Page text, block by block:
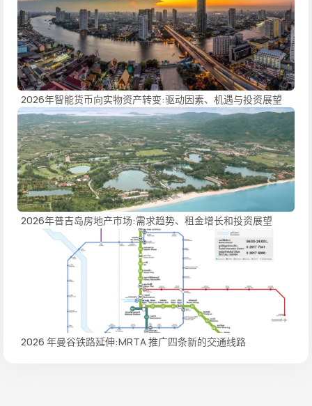
2026年智能货币向实物资产转变:驱动因素、机遇与投资展望
2026年普吉岛房地产市场:需求趋势、租金增长和投资展望
2026 年曼谷铁路延伸:MRTA 推广四条新的交通线路